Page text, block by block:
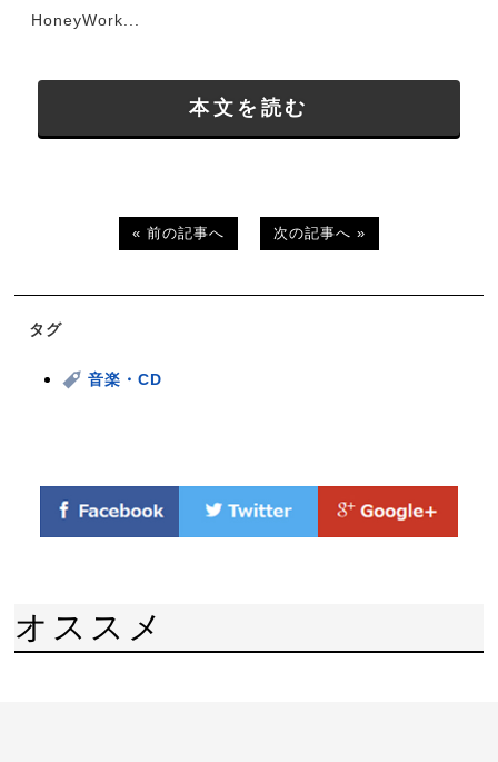
HoneyWork...
本文を読む
« 前の記事へ 次の記事へ »
タグ
音楽・CD
オススメ